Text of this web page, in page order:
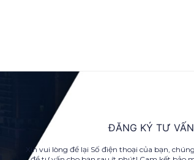
ĐĂNG KÝ TƯ
Xin vui lòng để lại Số điện thoại của bạn,